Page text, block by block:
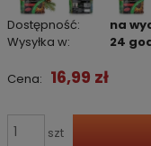
Dostępność:
na
Wysyłka w:
24
Cena: 16,99 zł
szt